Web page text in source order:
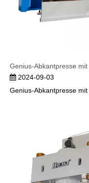
Genius-Abkantpresse
2024-09-03
Genius-Abkantpresse